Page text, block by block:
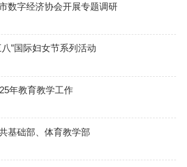
数字经济协会开展专题调研
”国际妇女节系列活动
年教育教学工作
基础部、体育教学部